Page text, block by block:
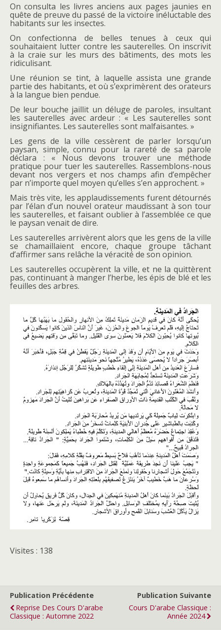
On consulta les livres anciens aux pages jaunies en
quête de preuve du passé de la victoire inéluctable des
habitants sur les insectes.
On confectionna de belles tenues à ceux qui
souhaitaient lutter contre les sauterelles. On inscrivit
à la craie sur les murs des bâtiments, des mots les
ridiculisant.
Une réunion se tint, à laquelle assista une grande
partie des habitants, et où s’exprimèrent des orateurs
à la langue bien pendue.
De leur bouche jaillit un déluge de paroles, insultant
les sauterelles avec ardeur : « Les sauterelles sont
insignifiantes. Les sauterelles sont malfaisantes. »
Les gens de la ville cessèrent de parler lorsqu’un
paysan, simple, connu pour la rareté de sa parole
déclara : « Nous devons trouver une méthode
pratique pour tuer les sauterelles. Rassemblons-nous
devant nos vergers et nos champs afin d’empêcher
par n’importe quel moyen qu’elles s’en approchent. »
Mais très vite, les applaudissements furent détournés
par l’élan d’un nouvel orateur maudissant à son tour
les sauterelles, et faisant oublier à l’assemblée ce que
le paysan venait de dire.
Les sauterelles arrivèrent alors que les gens de la ville
se chamaillaient encore, chaque groupe tâchant
d’affirmer sans relâche la véracité de son opinion.
Les sauterelles occupèrent la ville, et ne la quittèrent
pas, continuant à manger l’herbe, les épis de blé et les
feuilles des arbres.
Visites : 138
Publication Précédente
Reprise Des Cours D'arabe
Classique : Automne 2022
Publication Suivante
Cours D'arabe Classique :
Année 2024